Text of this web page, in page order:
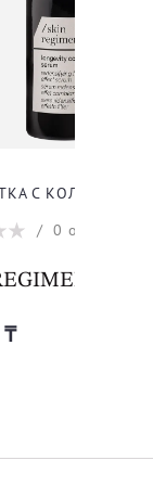
ЛИЦА
С
/0 отзывов